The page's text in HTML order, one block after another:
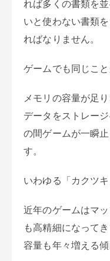
れば多くの書類を
いと使わない書類
ればなりません。
ゲームでも同じこと
メモリの容量が足
データをストレー
の間ゲームが一瞬
す。
いわゆる「カクツ
近年のゲームはマ
も高精細になって
容量も年々増える傾